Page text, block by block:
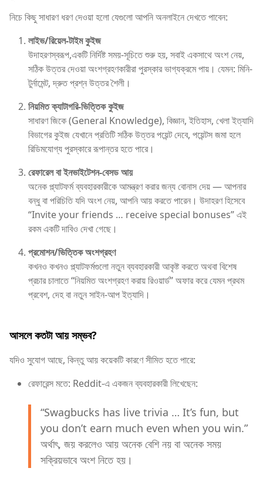
নিচে কিছু সাধারণ ধরণ দেওয়া হলো যেগুলো আপনি অনলাইনে দেখতে পাবেন:
লাইভ/রিয়েল-টাইম কুইজ
উদাহরণস্বরূপ,একটি নির্দিষ্ট সময়-সূচিতে শুরু হয়, সবাই একসাথে অংশ নেয়,
সঠিক উত্তর দেওয়া অংশগ্রহণকারীরা পুরস্কার ভাগ্যক্রমে পায়। যেমন: মিনি-
টুর্নামেন্ট, দ্রুত প্রশ্ন উত্তর শৈলী।
নিয়মিত ক্যাটাগরি-ভিত্তিক কুইজ
সাধারণ জিকে (General Knowledge), বিজ্ঞান, ইতিহাস, খেলা ইত্যাদি
বিভাগের কুইজ যেখানে প্রতিটি সঠিক উত্তর পয়েন্ট দেবে, পয়েন্টস জমা হলে
রিডিমযোগ্য পুরস্কারে রূপান্তর হতে পারে।
রেফারেল বা ইনভাইটেশন-বেসড আয়
অনেক প্ল্যাটফর্ম ব্যবহারকারীকে আমন্ত্রণ করার জন্য বোনাস দেয় — আপনার
বন্ধু বা পরিচিতি যদি অংশ নেয়, আপনি আয় করতে পারেন। উদাহরণ হিসেবে
“Invite your friends … receive special bonuses” এই
রকম একটি দাবিও দেখা গেছে।
প্রমোশন/ভিত্তিক অংশগ্রহণ
কখনও কখনও প্ল্যাটফর্মগুলো নতুন ব্যবহারকারী আকৃষ্ট করতে অথবা বিশেষ
প্রচার চালাতে “নিয়মিত অংশগ্রহণ করায় রিওয়ার্ড” অফার করে যেমন প্রথম
প্রবেশ, দেহ বা নতুন সাইন-আপ ইত্যাদি।
আসলে কতটা আয় সম্ভব?
যদিও সুযোগ আছে, কিন্তু আয় কয়েকটি কারণে সীমিত হতে পারে:
রেফারেন্স মতে: Reddit-এ একজন ব্যবহারকারী লিখেছেন:
“Swagbucks has live trivia … It’s fun, but
you don’t earn much even when you win.”
অর্থাৎ, জয় করলেও আয় অনেক বেশি নয় বা অনেক সময়
সক্রিয়ভাবে অংশ নিতে হয়।